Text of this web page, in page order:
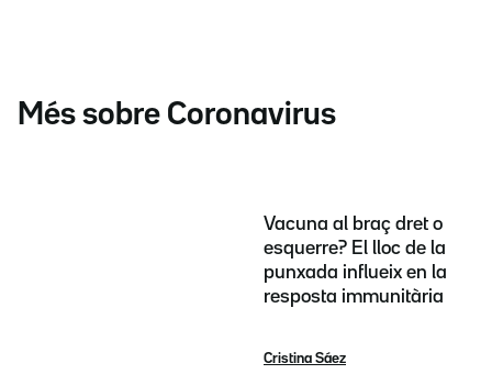
Més sobre Coronavirus
Vacuna al braç dret o
esquerre? El lloc de la
punxada influeix en la
resposta immunitària
Cristina Sáez